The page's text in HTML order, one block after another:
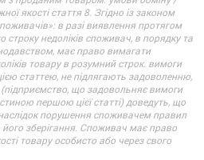
якості стаття 8. Згідно із законом
в разі виявлення протягом
строку недоліків споживач, в порядку та
має право вимагати
товару в розумний строк. вимоги
статтею, не підлягають задоволенню,
що задовольняє вимоги
першою цієї статті) доведуть, що
порушення споживачем правил
зберігання. Споживач має право
товару особисто або через свого